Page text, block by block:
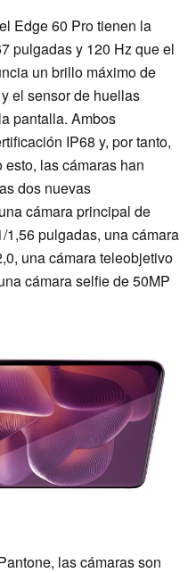
Edge 60 Pro tienen la
pulgadas y 120 Hz que el
un brillo máximo de
el sensor de huellas
pantalla. Ambos
IP68 y, por tanto,
las cámaras han
dos nuevas
cámara principal de
1,56 pulgadas, una cámara
una cámara teleobjetivo
cámara selfie de 50MP
las cámaras son